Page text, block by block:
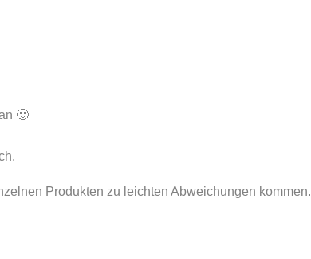
🙂
Produkten zu leichten Abweichungen kommen.